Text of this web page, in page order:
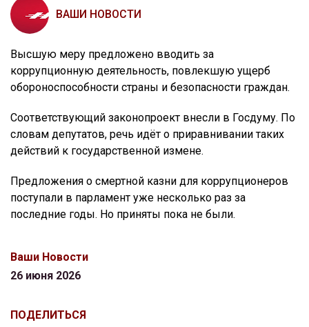
ВАШИ НОВОСТИ
Высшую меру предложено вводить за
коррупционную деятельность, повлекшую ущерб
обороноспособности страны и безопасности граждан.
Соответствующий законопроект внесли в Госдуму. По
словам депутатов, речь идёт о приравнивании таких
действий к государственной измене.
Предложения о смертной казни для коррупционеров
поступали в парламент уже несколько раз за
последние годы. Но приняты пока не были.
Ваши Новости
26 июня 2026
ПОДЕЛИТЬСЯ